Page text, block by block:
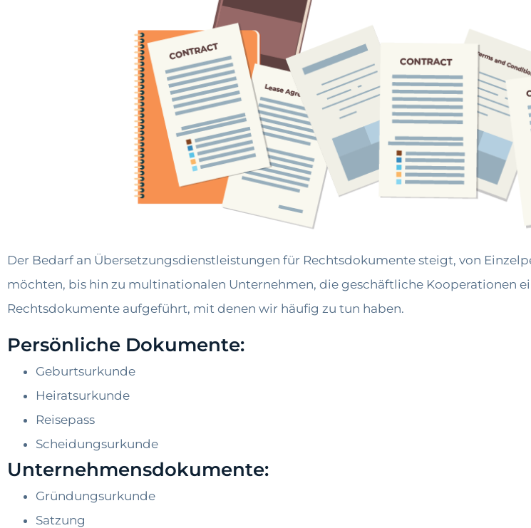
Der Bedarf an Übersetzungsdienstleistungen für Rechtsdokumente steigt, von
möchten, bis hin zu multinationalen Unternehmen, die geschäftliche Kooperationen
Rechtsdokumente aufgeführt, mit denen wir häufig zu tun haben.
Persönliche Dokumente:
Geburtsurkunde
Heiratsurkunde
Reisepass
Scheidungsurkunde
Unternehmensdokumente:
Gründungsurkunde
Satzung